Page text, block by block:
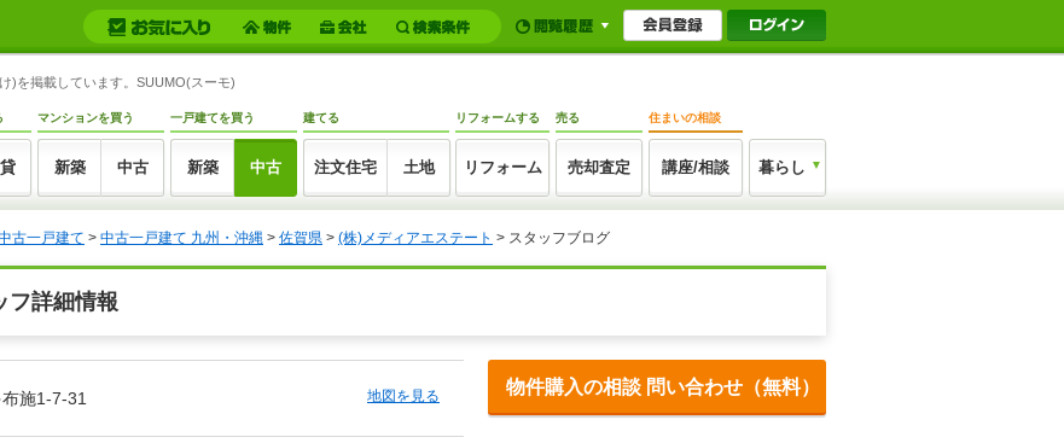
)を掲載しています。SUUMO(スーモ)
マンションを買う
新築 中古
一戸建てを買う
新築 中古
建てる
注文住宅 土地
リフォームする
リフォーム
売る
売却査定
住まいの相談
講座/相談 暮らし
古一戸建て > 中古一戸建て 九州・沖縄 > 佐賀県 > (株)メディアエステート > スタッフブログ
フ詳細情報
施1-7-31 地図を見る 物件購入の相談 問い合わせ（無料）